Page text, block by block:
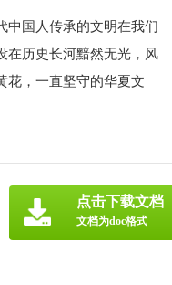
中国人传承的文明在我们
在历史长河黯然无光，风
花，一直坚守的华夏文
点击下载文档
文档为doc格式